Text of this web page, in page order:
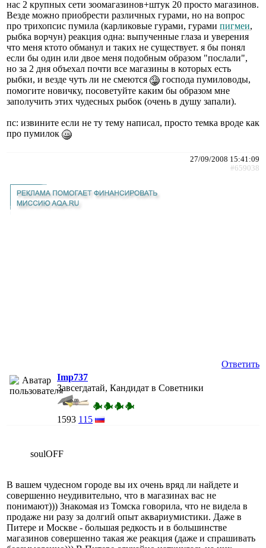
нас 2 крупных сети зоомагазинов+штук 20 просто магазинов.
Везде можно приобрести различных гурами, но на вопрос
про трихопсис пумила (карликовые гурами, гурами пигмеи,
рыбка ворчун) реакция одна: выпученные глаза и уверения
что меня ктото обманул и таких не существует. я бы понял
если бы один или двое меня подобным образом "послали",
но за 2 дня объехал почти все магазины в которых есть
рыбки, и везде чуть ли не смеются
господа пумиловоды,
помогите новичку, посоветуйте каким бы образом мне
заполучить этих чудесных рыбок (очень в душу запали).
пс: извините если не ту тему написал, просто темка вроде как
про пумилок
27/09/2008 15:41:09
#659038
Ответить
Imp737
Завсегдатай, Кандидат в Советники
1593 115
soulOFF
В вашем чудесном городе вы их очень вряд ли найдете и
совершенно неудивительно, что в магазинах вас не
понимают))) Знакомая из Томска говорила, что не видела в
продаже ни разу за долгий опыт аквариумистики. Даже в
Питере и Москве - большая редкость и в большинстве
магазинов совершенно такая же реакция (даже и спрашивать